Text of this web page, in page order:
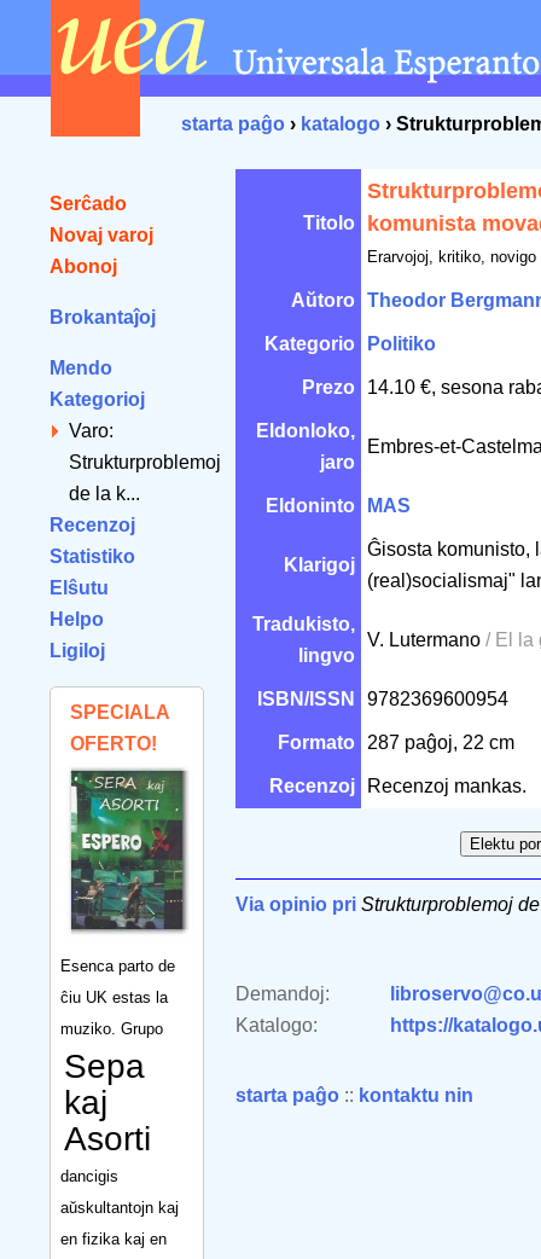
starta paĝo › katalogo ›
Serĉado
Novaj varoj
Abonoj
Brokantaĵoj
Mendo
Kategorioj
Varo:
Strukturproblemoj
de la k...
Recenzoj
Statistiko
Elŝutu
Helpo
Ligiloj
SPECIALA
OFERTO!
Esenca parto de
ĉiu UK estas la
muziko. Grupo
Sepa
kaj
Asorti
dancigis
aŭskultantojn kaj
en fizika kaj en
Titolo
komunista
Erarvojoj, kritiko, novigo
Aŭtoro Theodor
Kategorio Politiko
Prezo 14.10 €, sesona
Eldonloko,
jaro
Embres-et-
Eldoninto MAS
Klarigoj
Ĝisosta komunisto,
(real)socialismaj"
Tradukisto,
lingvo
V. Lutermano / El la
ISBN/ISSN 9782369600954
Formato 287 paĝoj, 22 cm
Recenzoj Recenzoj mankas.
Via opinio pri Strukturproblemoj
Demandoj:
Katalogo:
https://
starta paĝo :: kontaktu nin